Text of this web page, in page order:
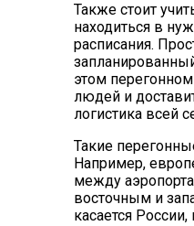
Также стоит
находиться в
расписания.
этом
людей и
логистика всей
Такие
Например,
между
восточным и
касается